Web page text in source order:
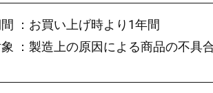
：お買い上げ時より1年間
：製造上の原因による商品の不具